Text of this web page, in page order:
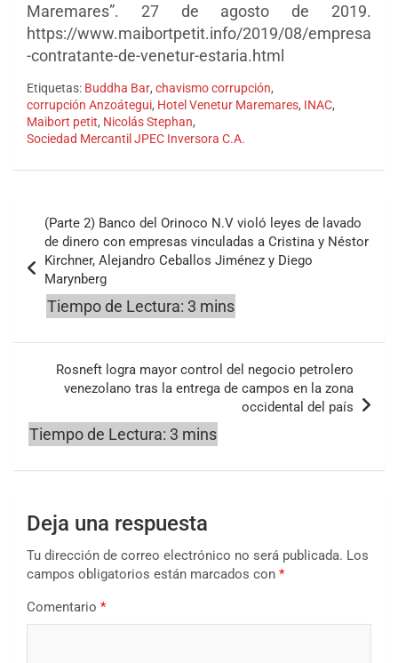
Maremares”. 27 de agosto de 2019.
https://www.maibortpetit.info/2019/08/empresa
-contratante-de-venetur-estaria.html
Etiquetas: Buddha Bar, chavismo corrupción,
corrupción Anzoátegui, Hotel Venetur Maremares, INAC,
Maibort petit, Nicolás Stephan,
Sociedad Mercantil JPEC Inversora C.A.
entradas
(Parte 2) Banco del Orinoco N.V violó leyes de lavado
de dinero con empresas vinculadas a Cristina y Néstor
Kirchner, Alejandro Ceballos Jiménez y Diego
Marynberg
Rosneft logra mayor control del negocio petrolero
venezolano tras la entrega de campos en la zona
occidental del país
Deja una respuesta
Tu dirección de correo electrónico no será publicada. Los
campos obligatorios están marcados con *
Comentario *